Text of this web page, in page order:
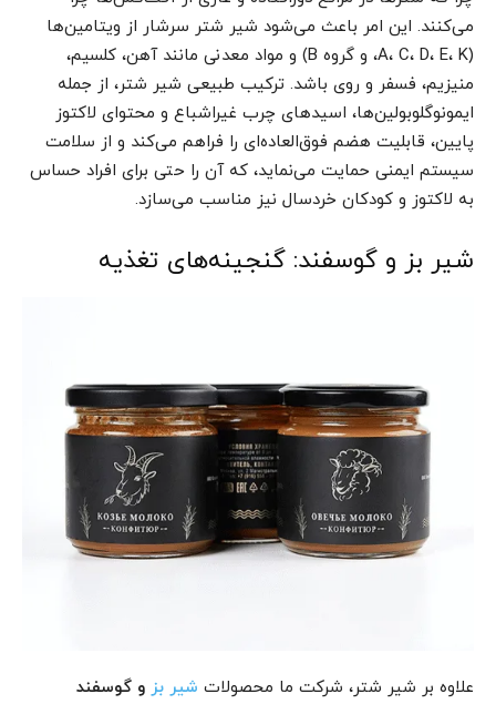
می‌کنند. این امر باعث می‌شود شیر شتر سرشار از ویتامین‌ها
(A، C، D، E، K، و گروه B) و مواد معدنی مانند آهن، کلسیم،
منیزیم، فسفر و روی باشد. ترکیب طبیعی شیر شتر، از جمله
ایمونوگلوبولین‌ها، اسیدهای چرب غیراشباع و محتوای لاکتوز
پایین، قابلیت هضم فوق‌العاده‌ای را فراهم می‌کند و از سلامت
سیستم ایمنی حمایت می‌نماید، که آن را حتی برای افراد حساس
به لاکتوز و کودکان خردسال نیز مناسب می‌سازد.
شیر بز و گوسفند: گنجینه‌های تغذیه
علاوه بر شیر شتر، شرکت ما محصولات شیر بز و گوسفند